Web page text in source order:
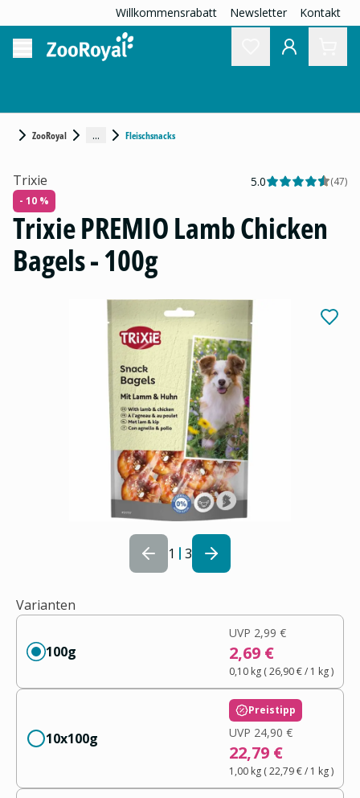
Willkommensrabatt Newsletter Kontakt
ZooRoyal ... Fleischsnacks
1 3
Trixie 5.0 (47)
- 10 %
Trixie PREMIO Lamb Chicken
Bagels - 100g
Varianten
100g
UVP 2,99 €
2,69 €
0,10 kg(26,90 €/ 1 kg)
10x100g
Preistipp
UVP 24,90 €
22,79 €
1,00 kg(22,79 €/ 1 kg)